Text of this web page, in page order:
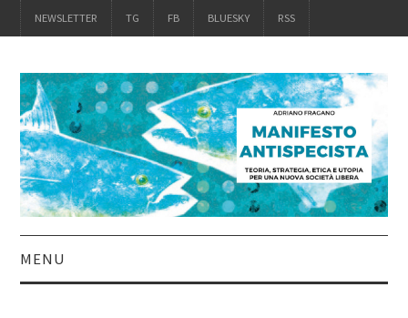
NEWSLETTER TG FB BLUESKY RSS
MENU